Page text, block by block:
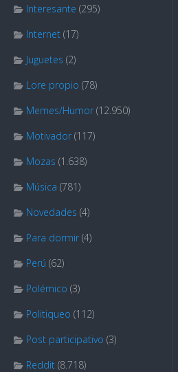
Interesante (295)
Internet (17)
Juguetes (2)
Lore propio (78)
Memes/Humor (12.950)
Motivador (117)
Mozas (1.638)
Música (781)
Novedades (4)
Para dormir (4)
Perú (62)
Polémico (3)
Politiqueo (112)
Post participativo (3)
Reddit (8.718)